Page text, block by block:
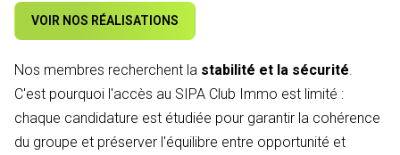
VOIR NOS RÉALISATIONS
Nos membres recherchent la stabilité et la sécurité.
C'est pourquoi l'accès au SIPA Club Immo est limité :
chaque candidature est étudiée pour garantir la cohérence
du groupe et préserver l'équilibre entre opportunité et